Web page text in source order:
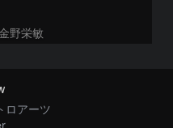
野栄敏
ロアーツ